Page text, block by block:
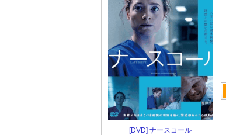
[DVD] ナースコール